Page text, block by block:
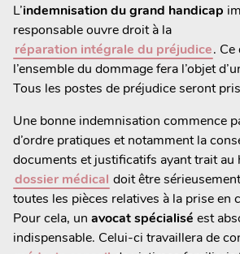
L’indemnisation du grand handicap
responsable ouvre droit à la
réparation intégrale du préjudice.
l’ensemble du dommage fera l’objet
Tous les postes de préjudice seront
Une bonne indemnisation commence
d’ordre pratiques et notamment la
documents et justificatifs ayant trait au
dossier médical doit être
toutes les pièces relatives à la prise en
Pour cela, un avocat spécialisé est
indispensable. Celui-ci travaillera de